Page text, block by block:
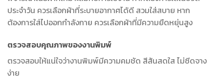
ประจำวัน ควรเลือกผ้าที่ระบายอากาศได้ดี สวมใส่สบาย หาก
ต้องการใส่ไปออกกำลังกาย ควรเลือกผ้าที่มีความยืดหยุ่นสูง
ตรวจสอบคุณภาพของงานพิมพ์
ตรวจสอบให้แน่ใจว่างานพิมพ์มีความคมชัด สีสันสดใส ไม่ซีดจาง
ง่าย